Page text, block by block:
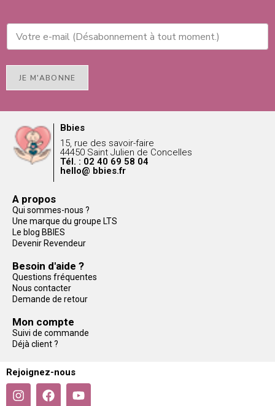
JE M'ABONNE
Bbies
15, rue des savoir-faire
44450 Saint Julien de Concelles
Tél. : 02 40 69 58 04
hello@ bbies.fr
A propos
Qui sommes-nous ?
Une marque du groupe LTS
Le blog BBIES
Devenir Revendeur
Besoin d'aide ?
Questions fréquentes
Nous contacter
Demande de retour
Mon compte
Suivi de commande
Déjà client ?
Rejoignez-nous